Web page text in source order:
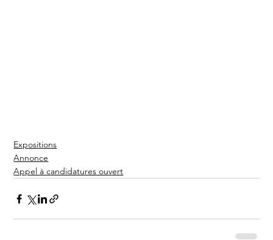
Expositions
Annonce
Appel à candidatures ouvert